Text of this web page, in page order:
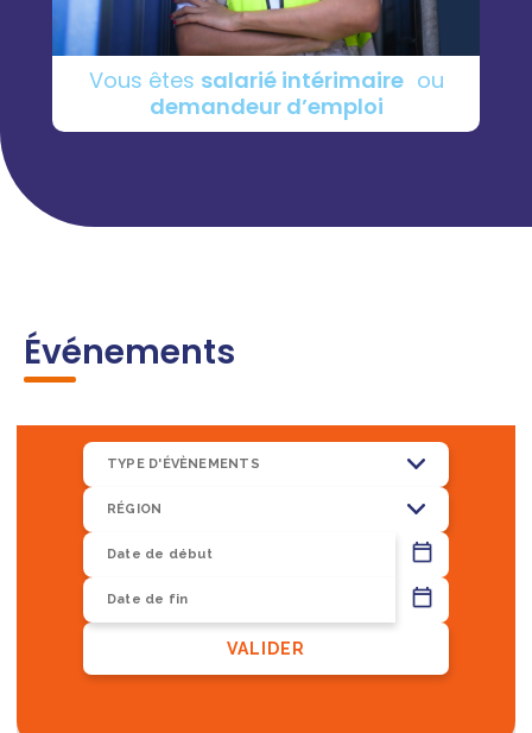
Vous êtes salarié intérimaireou
demandeur d’emploi
Événements
TYPE D'ÉVÈNEMENTS
RÉGION
VALIDER
13